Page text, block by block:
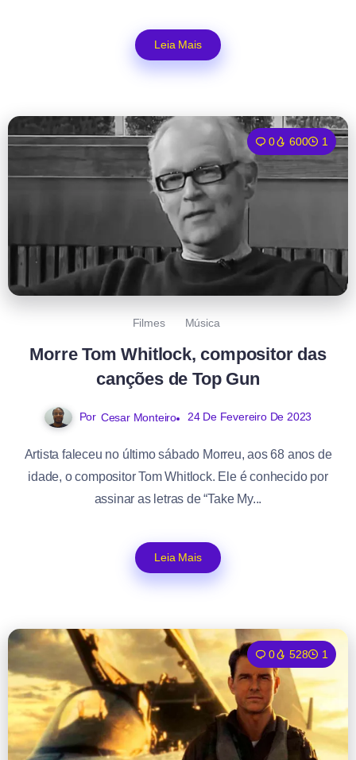
Leia Mais
0 600 1
Filmes Música
Morre Tom Whitlock, compositor das
canções de Top Gun
Por Cesar Monteiro 24 De Fevereiro De 2023
Artista faleceu no último sábado Morreu, aos 68 anos de
idade, o compositor Tom Whitlock. Ele é conhecido por
assinar as letras de “Take My...
Leia Mais
0 528 1